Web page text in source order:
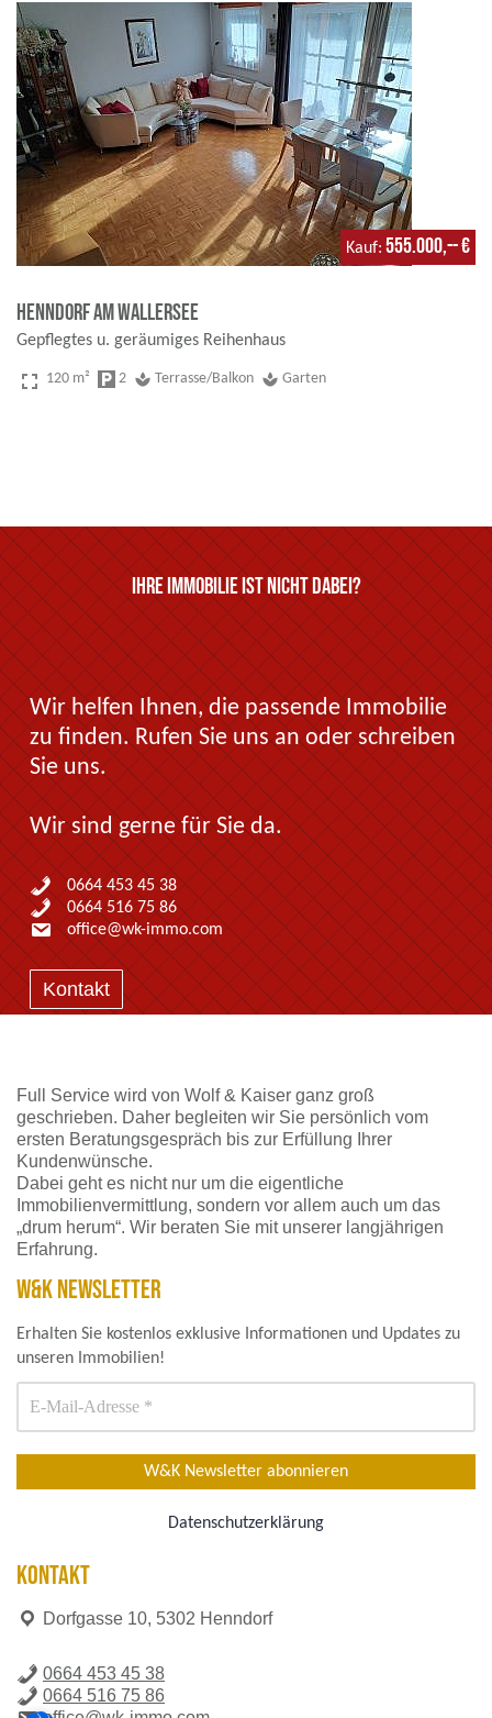
Kauf 555.000,-- €
Henndorf am Wallersee
Gepflegtes u. geräumiges Reihenhaus
fullscreen 120 m² local_parking 2 spa Terrasse/Balkon spa Garten
Ihre Immobilie ist nicht dabei?
Wir helfen Ihnen, die passende Immobilie
zu finden. Rufen Sie uns an oder schreiben
Sie uns.
Wir sind gerne für Sie da.
0664 453 45 38
0664 516 75 86
office@wk-immo.com
Kontakt
Full Service wird von Wolf & Kaiser ganz groß
geschrieben. Daher begleiten wir Sie persönlich vom
ersten Beratungsgespräch bis zur Erfüllung Ihrer
Kundenwünsche.
Dabei geht es nicht nur um die eigentliche
Immobilienvermittlung, sondern vor allem auch um das
„drum herum“. Wir beraten Sie mit unserer langjährigen
Erfahrung.
W&K NEWSLETTER
Erhalten Sie kostenlos exklusive Informationen und Updates zu
unseren Immobilien!
Datenschutzerklärung
KONTAKT
Dorfgasse 10, 5302 Henndorf
0664 453 45 38
0664 516 75 86